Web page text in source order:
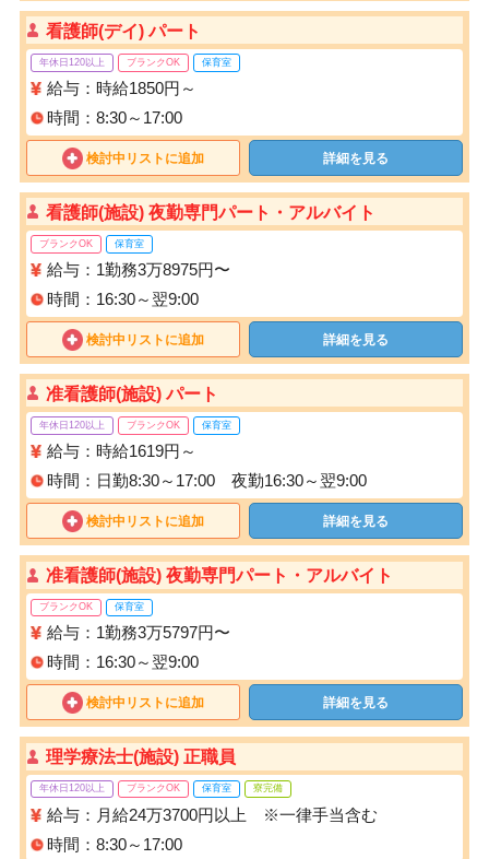
看護師(デイ) パート
年休日120以上 ブランクOK 保育室
給与：時給1850円～
時間：8:30～17:00
検討中リストに追加 詳細を見る
看護師(施設) 夜勤専門パート・アルバイト
ブランクOK 保育室
給与：1勤務3万8975円〜
時間：16:30～翌9:00
検討中リストに追加 詳細を見る
准看護師(施設) パート
年休日120以上 ブランクOK 保育室
給与：時給1619円～
時間：日勤8:30～17:00 夜勤16:30～翌9:00
検討中リストに追加 詳細を見る
准看護師(施設) 夜勤専門パート・アルバイト
ブランクOK 保育室
給与：1勤務3万5797円〜
時間：16:30～翌9:00
検討中リストに追加 詳細を見る
理学療法士(施設) 正職員
年休日120以上 ブランクOK 保育室 寮完備
給与：月給24万3700円以上 ※一律手当含む
時間：8:30～17:00